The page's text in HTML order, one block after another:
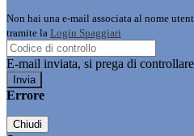
Non hai una e-mail associata al nome
tramite la Login Spaggiari
E-mail inviata, si prega di
Errore
Chiudi